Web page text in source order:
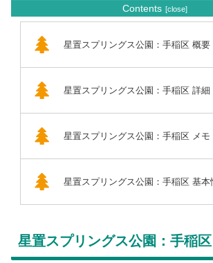
Contents
星置スプリングス公園：手稲区 概要
星置スプリングス公園：手稲区 詳細
星置スプリングス公園：手稲区 メモ
星置スプリングス公園：手稲区 基本
星置スプリングス公園：手稲